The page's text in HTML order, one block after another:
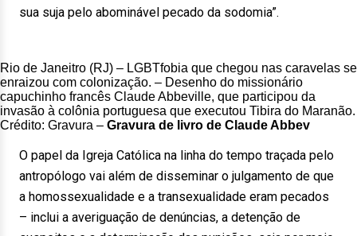
sua suja pelo abominável pecado da sodomia”.
Rio de Janeitro (RJ) – LGBTfobia que chegou nas caravelas se
enraizou com colonização. – Desenho do missionário
capuchinho francês Claude Abbeville, que participou da
invasão à colônia portuguesa que executou Tibira do Maranão.
Crédito: Gravura – Gravura de livro de Claude Abbev
O papel da Igreja Católica na linha do tempo traçada pelo
antropólogo vai além de disseminar o julgamento de que
a homossexualidade e a transexualidade eram pecados
– inclui a averiguação de denúncias, a detenção de